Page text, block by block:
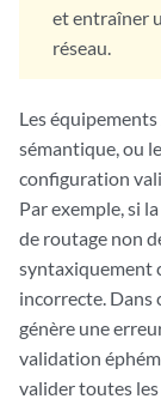
et entraîner
réseau.
Les
sémantique, ou
configuration
Par exemple, si
de routage non
syntaxiquement
incorrecte. Dans
génère une
validation
valider toutes